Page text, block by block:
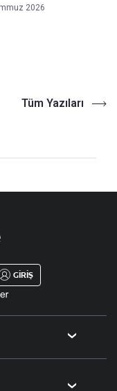
2026
Tüm Yazıları
GİRİŞ